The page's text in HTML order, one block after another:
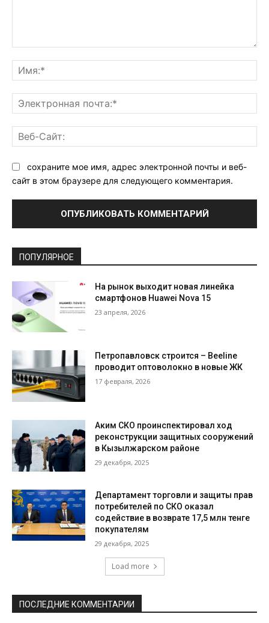
сохраните мое имя, адрес электронной почты и веб-
сайт в этом браузере для следующего комментария.
ПОПУЛЯРНОЕ
На рынок выходит новая линейка
смартфонов Huawei Nova 15
23 апреля, 2026
Петропавловск строится – Beeline
проводит оптоволокно в новые ЖК
17 февраля, 2026
Аким СКО проинспектировал ход
реконструкции защитных сооружений
в Кызылжарском районе
29 декабря, 2025
Департамент торговли и защиты прав
потребителей по СКО оказал
содействие в возврате 17,5 млн тенге
покупателям
29 декабря, 2025
Load more
ПОСЛЕДНИЕ КОММЕНТАРИИ